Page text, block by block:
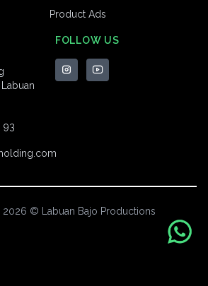
Product Ads
93
FOLLOW US
2026 © Labuan Bajo Productions